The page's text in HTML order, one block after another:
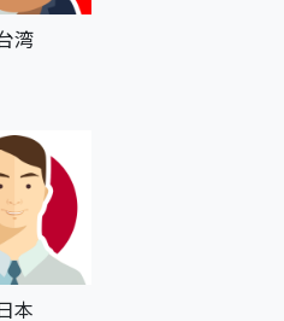
湾
本